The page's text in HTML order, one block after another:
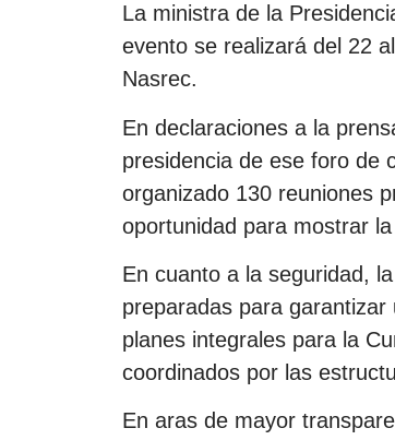
La ministra de la
evento se realizará del 22
Nasrec.
En declaraciones a la
presidencia de ese foro de
organizado 130 reuniones
oportunidad para mostrar
En cuanto a la seguridad,
preparadas para
planes integrales para la
coordinados por las
En aras de mayor